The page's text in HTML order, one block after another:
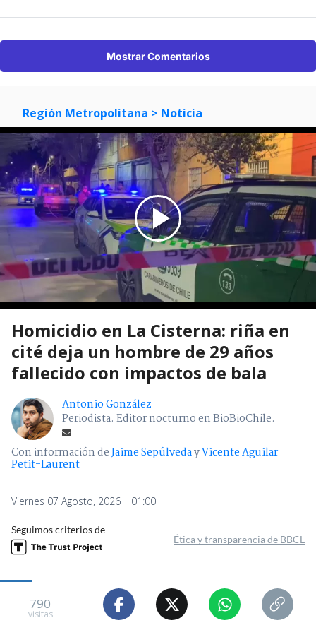
Mostrar Comentarios
Región Metropolitana > Noticia
Homicidio en La Cisterna: riña en
cité deja un hombre de 29 años
fallecido con impactos de bala
Antonio González
Periodista. Editor nocturno en BioBioChile.
Con información deJaime SepúlvedayVicente Aguilar
Petit-Laurent
Viernes 07 Agosto, 2026 | 01:00
Seguimos criterios de
Ética y transparencia de BBCL
790
visitas